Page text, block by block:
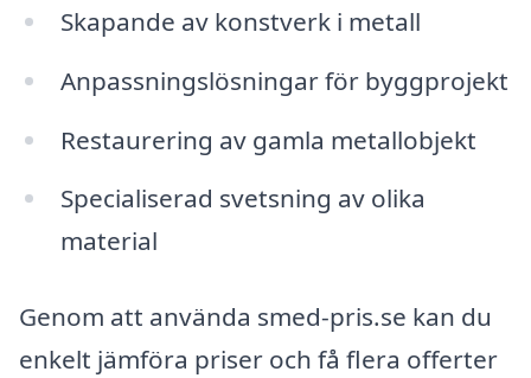
Skapande av konstverk i metall
Anpassningslösningar för byggprojekt
Restaurering av gamla metallobjekt
Specialiserad svetsning av olika
material
Genom att använda smed-pris.se kan du
enkelt jämföra priser och få flera offerter